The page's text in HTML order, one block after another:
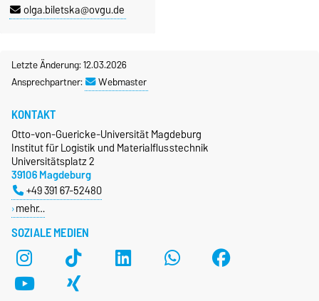
olga.biletska@ovgu.de
Letzte Änderung: 12.03.2026
Ansprechpartner:
Webmaster
SOZIALE MEDIEN
KONTAKT
Otto-von-Guericke-Universität Magdeburg
Institut für Logistik und Materialflusstechnik
Universitätsplatz 2
39106 Magdeburg
+49 391 67-52480
mehr…